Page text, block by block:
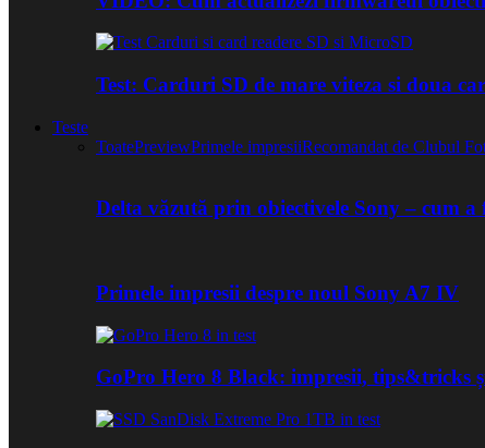
Test: Carduri SD de mare viteza si doua
Teste
ToatePreviewPrimele impresiiRecomandat de Clubul
Delta văzută prin obiectivele Sony – cum
Primele impresii despre noul Sony A7 IV
GoPro Hero 8 Black: impresii, tips&tricks